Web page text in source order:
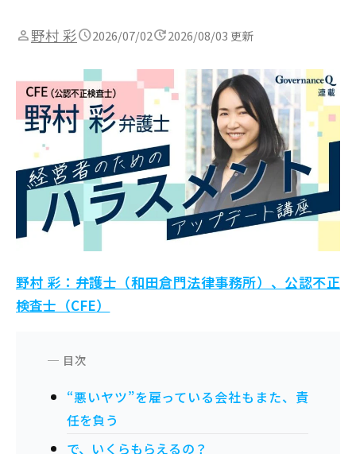
セミナー情報
野村 彩 2026/07/02 2026/08/03 更新
野村 彩：弁護士（和田倉門法律事務所）、公認不正
検査士（CFE）
“悪いヤツ”を雇っている会社もまた、責
任を負う
で、いくらもらえるの？